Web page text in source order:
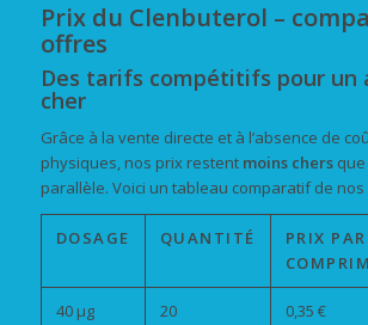
Prix du Clenbuterol –
offres
Des tarifs compétitifs pour un
cher
Grâce à la vente directe et à l’absence de
physiques, nos prix restent moins chersque
parallèle. Voici un tableau comparatif de nos
DOSAGE QUANTITÉ
PRIX PAR
40 µg 20 0,35 €